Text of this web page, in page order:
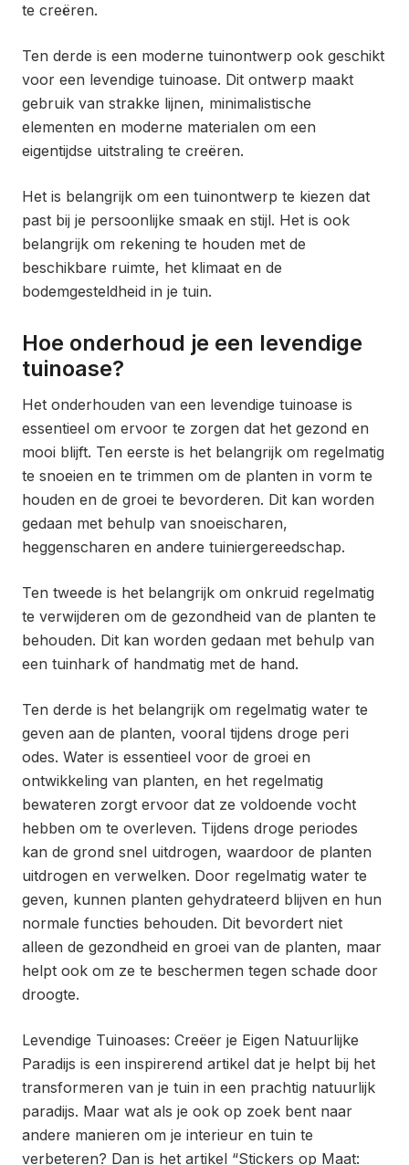
te creëren.
Ten derde is een moderne tuinontwerp ook geschikt
voor een levendige tuinoase. Dit ontwerp maakt
gebruik van strakke lijnen, minimalistische
elementen en moderne materialen om een
eigentijdse uitstraling te creëren.
Het is belangrijk om een tuinontwerp te kiezen dat
past bij je persoonlijke smaak en stijl. Het is ook
belangrijk om rekening te houden met de
beschikbare ruimte, het klimaat en de
bodemgesteldheid in je tuin.
Hoe onderhoud je een levendige
tuinoase?
Het onderhouden van een levendige tuinoase is
essentieel om ervoor te zorgen dat het gezond en
mooi blijft. Ten eerste is het belangrijk om regelmatig
te snoeien en te trimmen om de planten in vorm te
houden en de groei te bevorderen. Dit kan worden
gedaan met behulp van snoeischaren,
heggenscharen en andere tuiniergereedschap.
Ten tweede is het belangrijk om onkruid regelmatig
te verwijderen om de gezondheid van de planten te
behouden. Dit kan worden gedaan met behulp van
een tuinhark of handmatig met de hand.
Ten derde is het belangrijk om regelmatig water te
geven aan de planten, vooral tijdens droge peri
odes. Water is essentieel voor de groei en
ontwikkeling van planten, en het regelmatig
bewateren zorgt ervoor dat ze voldoende vocht
hebben om te overleven. Tijdens droge periodes
kan de grond snel uitdrogen, waardoor de planten
uitdrogen en verwelken. Door regelmatig water te
geven, kunnen planten gehydrateerd blijven en hun
normale functies behouden. Dit bevordert niet
alleen de gezondheid en groei van de planten, maar
helpt ook om ze te beschermen tegen schade door
droogte.
Levendige Tuinoases: Creëer je Eigen Natuurlijke
Paradijs is een inspirerend artikel dat je helpt bij het
transformeren van je tuin in een prachtig natuurlijk
paradijs. Maar wat als je ook op zoek bent naar
andere manieren om je interieur en tuin te
verbeteren? Dan is het artikel “Stickers op Maat: